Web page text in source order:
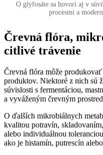
O glyfosáte sa hovorí aj v
procesmi a
Črevná flóra,
citlivé trávenie
Črevná flóra môže
produktov. Niektoré z nich sú
súvislosti s fermentáciou,
a vyváženým črevným
O ďalších mikrobiálnych
kvalitou potravín,
alebo individuálnou
ako je histamín, putrescín